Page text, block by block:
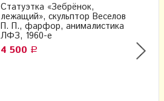
Статуэтка «Зебрёнок,
лежащий», скульптор Веселов
П. П., фарфор, анималистика
ЛФЗ, 1960-е
4 500 Р